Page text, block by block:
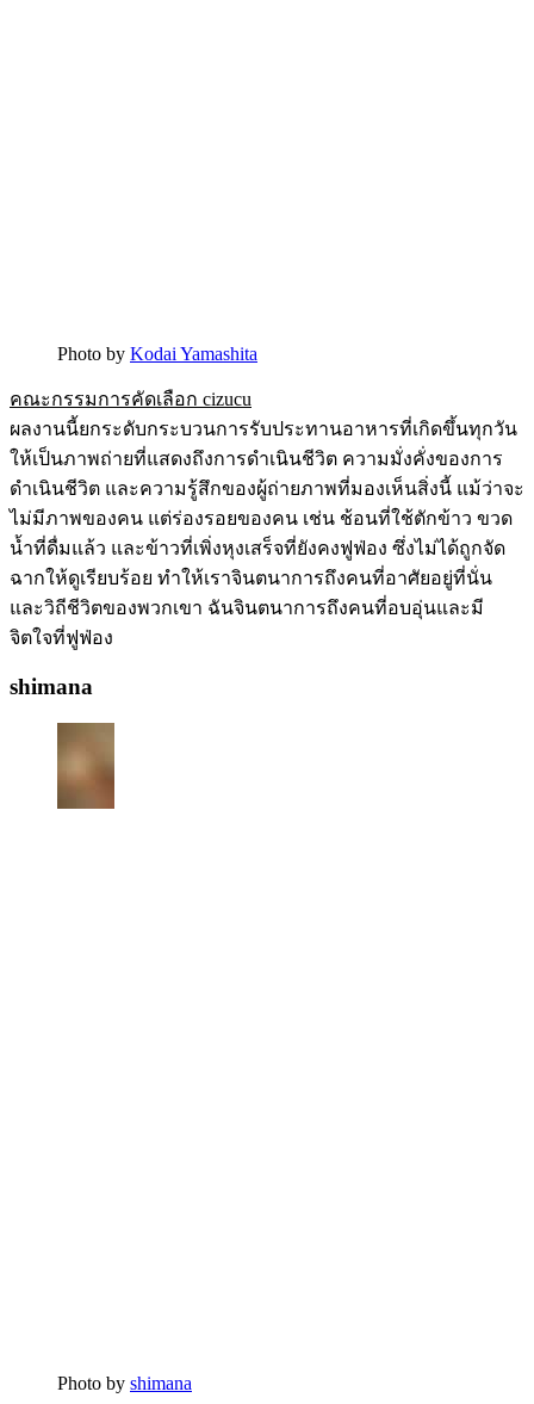
Photo by Kodai Yamashita
คณะกรรมการคัดเลือก cizucu
ผลงานนี้ยกระดับกระบวนการรับประทานอาหารที่เกิดขึ้นทุกวัน
ให้เป็นภาพถ่ายที่แสดงถึงการดำเนินชีวิต ความมั่งคั่งของการ
ดำเนินชีวิต และความรู้สึกของผู้ถ่ายภาพที่มองเห็นสิ่งนี้ แม้ว่าจะ
ไม่มีภาพของคน แต่ร่องรอยของคน เช่น ช้อนที่ใช้ตักข้าว ขวด
น้ำที่ดื่มแล้ว และข้าวที่เพิ่งหุงเสร็จที่ยังคงฟูฟ่อง ซึ่งไม่ได้ถูกจัด
ฉากให้ดูเรียบร้อย ทำให้เราจินตนาการถึงคนที่อาศัยอยู่ที่นั่น
และวิถีชีวิตของพวกเขา ฉันจินตนาการถึงคนที่อบอุ่นและมี
จิตใจที่ฟูฟ่อง
shimana
Photo by shimana